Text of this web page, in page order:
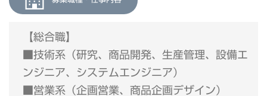
【総合職】
■技術系（研究、商品開発、生産管理、設備エ
ンジニア、システムエンジニア）
■営業系（企画営業、商品企画デザイン）